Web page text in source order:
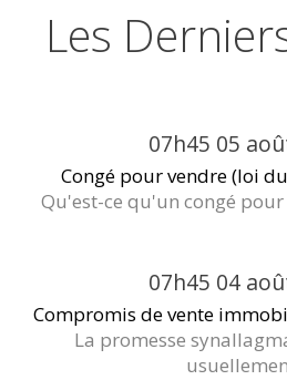
Les
07h45 05
Congé pour vendre (loi
Qu'est-ce qu'un congé pour
07h45 04
Compromis de vente
La promesse